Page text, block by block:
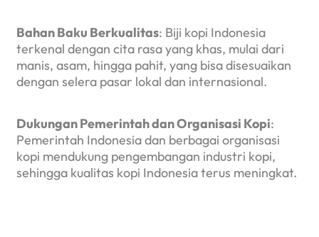
Bahan Baku Berkualitas: Biji kopi Indonesia
terkenal dengan cita rasa yang khas, mulai dari
manis, asam, hingga pahit, yang bisa disesuaikan
dengan selera pasar lokal dan internasional.
Dukungan Pemerintah dan Organisasi Kopi:
Pemerintah Indonesia dan berbagai organisasi
kopi mendukung pengembangan industri kopi,
sehingga kualitas kopi Indonesia terus meningkat.